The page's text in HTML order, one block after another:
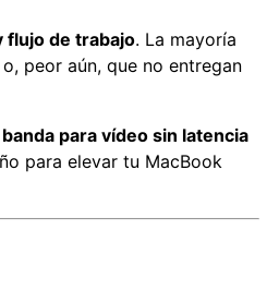
flujo de trabajo. La mayoría
peor aún, que no entregan
para vídeo sin latencia
para elevar tu MacBook